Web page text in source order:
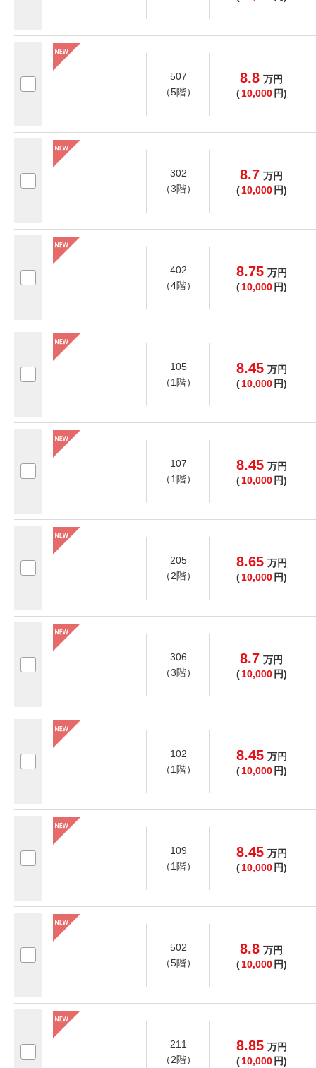
507
（5階）
8.8 万円
(10,000 円)
302
（3階）
8.7 万円
(10,000 円)
402
（4階）
8.75 万円
(10,000 円)
105
（1階）
8.45 万円
(10,000 円)
107
（1階）
8.45 万円
(10,000 円)
205
（2階）
8.65 万円
(10,000 円)
306
（3階）
8.7 万円
(10,000 円)
102
（1階）
8.45 万円
(10,000 円)
109
（1階）
8.45 万円
(10,000 円)
502
（5階）
8.8 万円
(10,000 円)
211
（2階）
8.85 万円
(10,000 円)